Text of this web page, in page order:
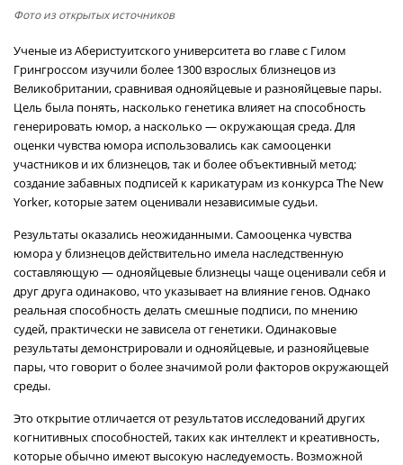
Фото из открытых источников
Ученые из Аберистуитского университета во главе с Гилом
Грингроссом изучили более 1300 взрослых близнецов из
Великобритании, сравнивая однояйцевые и разнояйцевые пары.
Цель была понять, насколько генетика влияет на способность
генерировать юмор, а насколько — окружающая среда. Для
оценки чувства юмора использовались как самооценки
участников и их близнецов, так и более объективный метод:
создание забавных подписей к карикатурам из конкурса The New
Yorker, которые затем оценивали независимые судьи.
Результаты оказались неожиданными. Самооценка чувства
юмора у близнецов действительно имела наследственную
составляющую — однояйцевые близнецы чаще оценивали себя и
друг друга одинаково, что указывает на влияние генов. Однако
реальная способность делать смешные подписи, по мнению
судей, практически не зависела от генетики. Одинаковые
результаты демонстрировали и однояйцевые, и разнояйцевые
пары, что говорит о более значимой роли факторов окружающей
среды.
Это открытие отличается от результатов исследований других
когнитивных способностей, таких как интеллект и креативность,
которые обычно имеют высокую наследуемость. Возможной